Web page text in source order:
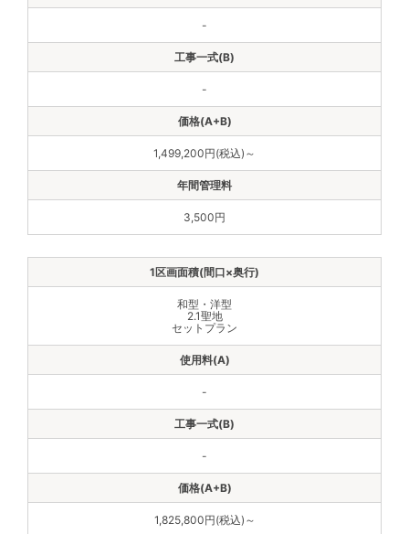
-
-
1,499,200円(税込)～
3,500円
和型・洋型
2.1聖地
セットプラン
-
-
1,825,800円(税込)～